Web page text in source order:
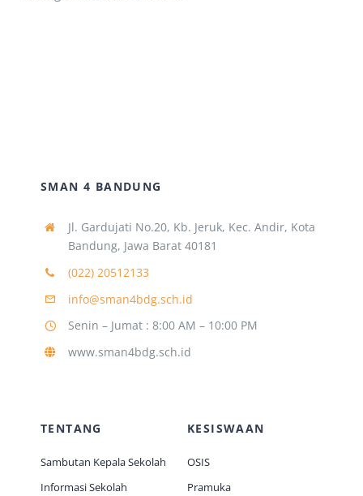
Kegiatan Tahunan
staf Sekolah
SMAN 4 BANDUNG
Jl. Gardujati No.20, Kb. Jeruk, Kec. Andir, Kota
Bandung, Jawa Barat 40181
(022) 20512133
info@sman4bdg.sch.id
Senin – Jumat : 8:00 AM – 10:00 PM
www.sman4bdg.sch.id
TENTANG
Sambutan Kepala Sekolah
Informasi Sekolah
KESISWAAN
OSIS
Pramuka